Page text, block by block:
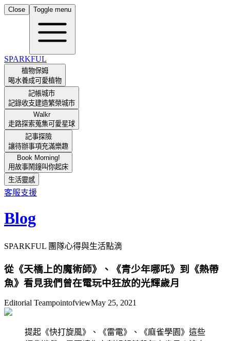
Close Toggle menu
SPARKFUL
植物保姆
喝水養成可愛植物
記帳城市
記錄收支建造繁榮城市
Walkr
走路探索蒐集可愛星球
記事探險
讓待辦事項充滿樂趣
Book Morning!
用故事鬧鐘叫你起床
生活靈感
客服支援
Blog
SPARKFUL 團隊心得與生活點滴
從《天橋上的魔術師》、《青少年哪吒》到《熱帶
魚》看見我們曾在電玩中狂放的光輝歲月
Editorial TeampointofviewMay 25, 2021
提起《快打旋風》、《雷電》、《麻雀學園》這些